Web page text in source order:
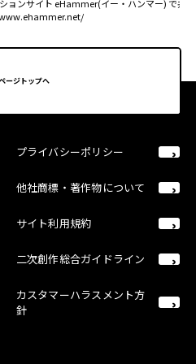
ョンサイト eHammer(イー・ハンマー) で共
ージトップへ
プライバシーポリシー
他社商標・著作物について
サイト利用規約
二次創作総合ガイドライン
カスタマーハラスメント方
針